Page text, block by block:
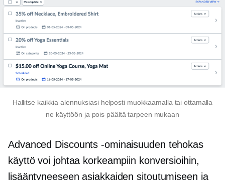
Hallitse kaikkia alennuksiasi helposti muokkaamalla tai ottamalla
ne käyttöön ja pois päältä tarpeen mukaan
Advanced Discounts -ominaisuuden tehokas
käyttö voi johtaa korkeampiin konversioihin,
lisääntyneeseen asiakkaiden sitoutumiseen ja